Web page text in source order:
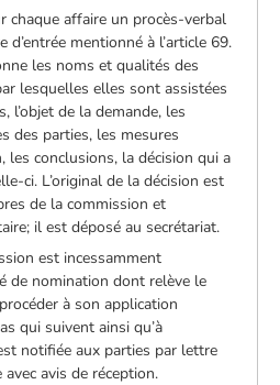
chaque affaire un procès-verbal
d’entrée mentionné à l’article 69.
les noms et qualités des
lesquelles elles sont assistées
l’objet de la demande, les
des parties, les mesures
les conclusions, la décision qui a
ci. L’original de la décision est
de la commission et
il est déposé au secrétariat.
est incessamment
de nomination dont relève le
à son application
qui suivent ainsi qu’à
notifiée aux parties par lettre
avis de réception.